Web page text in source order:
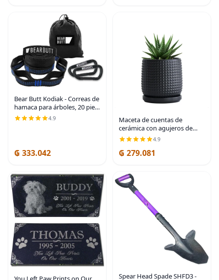
Bear Butt Kodiak - Correas de
hamaca para árboles, 20 pies
de largo, 40 bucles
combinados, soporta 1000
4.9
₲ 333.042
Maceta de cuentas de
cerámica con agujeros de
drenaje y platillo | Embossed
Dot Texture, Smooth Glazed
Finish, Timeless Vintage
4.9
₲ 279.081
Spear Head Spade SHFD3 -